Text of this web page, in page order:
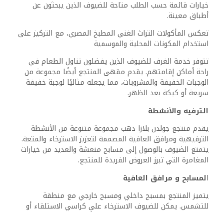
المغامرة والترفيه
بالنسبة لأولئك الباحثين عن المغامرة، يوفر المنتجع تجارب الغوص
المصممة للضيوف من جميع مستويات المهارة. سواء كنت
مبتدئاً أو غطاساً ذا خبرة، تقدم مواقع الغوص المحلية مناظر
تحت الماء رائعة غنية بالحياة البحرية.
بالإضافة إلى ذلك، يمكن ترتيب جولات بالدراجات، مما يسمح
للضيوف باستكشاف طرق خلابة حول دهب. توفر هذه الرحلات
طريقة فريدة لتجربة الثقافة المحلية والمناظر الطبيعية الخلابة،
مما يجعل من السهل إنشاء ذكريات لا تُنسى.
تقييمات الضيوف والتصنيفات
تشير تقييمات الضيوف منتجع جولدن بلازا دهب إلى تجربة
إيجابية بشكل عام. يتمتع الفندق بتصنيف 8.7 من 10 على
موقع Booking.com، مما يعكس رضا الزوار.
مراجعات متعددة. مما يجعله من بين أماكن الإقامة ذات
التقييم العالي في دهب.